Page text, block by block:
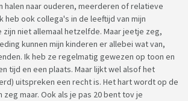
halen naar ouderen, meerderen of relatieve
heb ook collega's in de leeftijd van mijn
zijn niet allemaal hetzelfde. Maar jeetje zeg,
kunnen mijn kinderen er allebei wat van,
Ik heb ze regelmatig gewezen op toon en
tijd en een plaats. Maar lijkt wel alsof het
uitspreken een recht is. Het hart wordt op de
maar. Ook als je pas 20 bent tov je